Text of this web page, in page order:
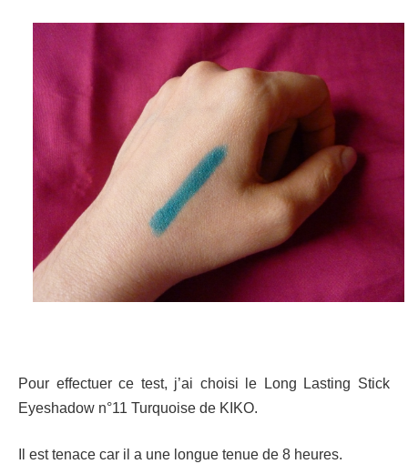
Pour effectuer ce test, j’ai choisi le Long Lasting Stick
Eyeshadow n°11 Turquoise de KIKO.
Il est tenace car il a une longue tenue de 8 heures.